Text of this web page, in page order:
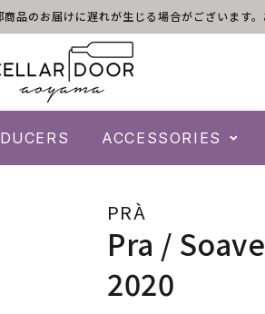
のお届けに遅れが生じる場合がございます。
ACCESSORIES
PRÀ
Pra /
2020